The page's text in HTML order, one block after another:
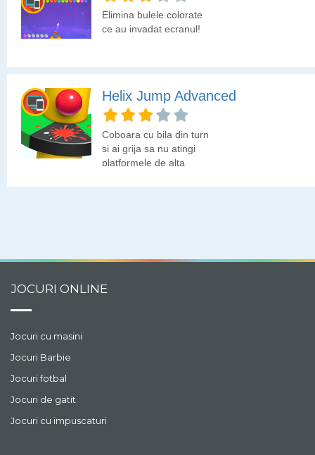
mari care sa deblocheze
niveluri pline cu
jocului includ: gameplay
relaxant si distractiv;
design romantic, ideal
pentru indragostiti si
provocari din ce in ce
mai captivante. Esti
Elimina bulele colorate
ce au invadat ecranul!
Helix Jump Advanced
Coboara cu bila din turn
si ai grija sa nu atingi
platformele de alta
JOCURI ONLINE
Jocuri cu masini
Jocuri Barbie
Jocuri fotbal
Jocuri de gatit
Jocuri cu impuscaturi